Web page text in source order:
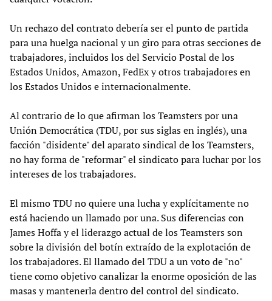
Un rechazo del contrato debería ser el punto de partida
para una huelga nacional y un giro para otras secciones de
trabajadores, incluidos los del Servicio Postal de los
Estados Unidos, Amazon, FedEx y otros trabajadores en
los Estados Unidos e internacionalmente.
Al contrario de lo que afirman los Teamsters por una
Unión Democrática (TDU, por sus siglas en inglés), una
facción "disidente" del aparato sindical de los Teamsters,
no hay forma de "reformar" el sindicato para luchar por los
intereses de los trabajadores.
El mismo TDU no quiere una lucha y explícitamente no
está haciendo un llamado por una. Sus diferencias con
James Hoffa y el liderazgo actual de los Teamsters son
sobre la división del botín extraído de la explotación de
los trabajadores. El llamado del TDU a un voto de "no"
tiene como objetivo canalizar la enorme oposición de las
masas y mantenerla dentro del control del sindicato.